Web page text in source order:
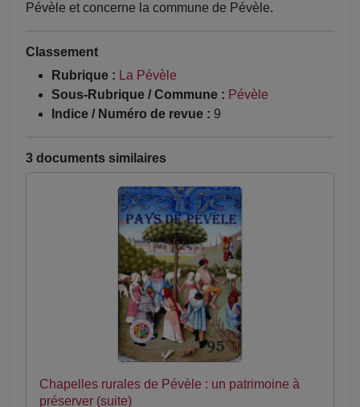
Pévèle et concerne la commune de Pévèle.
Classement
Rubrique : La Pévèle
Sous-Rubrique / Commune : Pévèle
Indice / Numéro de revue : 9
3 documents similaires
Chapelles rurales de Pévèle : un patrimoine à
préserver (suite)